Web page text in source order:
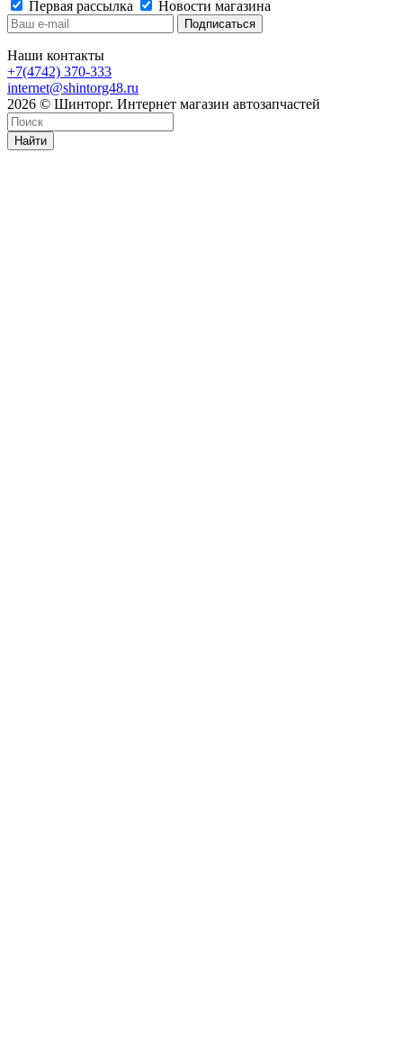
Первая рассылка Новости магазина
Наши контакты
+7(4742) 370-333
internet@shintorg48.ru
2026 © Шинторг. Интернет магазин автозапчастей
Найти